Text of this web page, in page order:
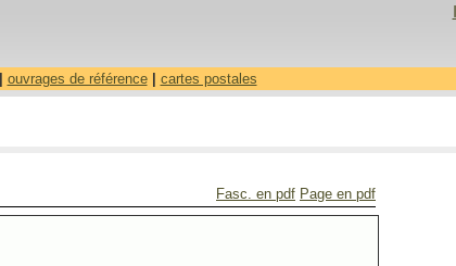
ouvrages de référence| cartes postales
Fasc. en pdf Page en pdf